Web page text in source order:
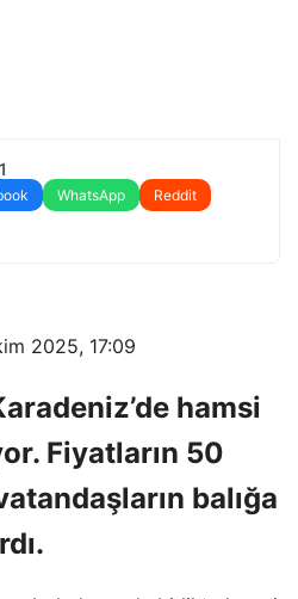
WhatsApp
Reddit
2025, 17:09
hamsi
Fiyatların 50
balığa